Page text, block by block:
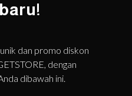
dan promo diskon
dengan
dibawah ini.